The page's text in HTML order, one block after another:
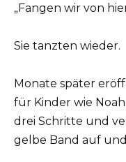
„Fangen wir von
Sie tanzten wieder.
Monate später
für Kinder wie
drei Schritte und
gelbe Band auf